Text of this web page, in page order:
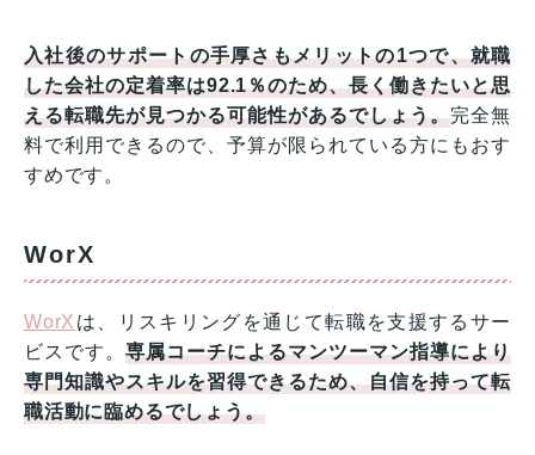
入社後のサポートの手厚さもメリットの1つで、就職
した会社の定着率は92.1％のため、長く働きたいと思
える転職先が見つかる可能性があるでしょう。完全無
料で利用できるので、予算が限られている方にもおす
すめです。
WorX
WorX は、リスキリングを通じて転職を支援するサー
ビスです。専属コーチによるマンツーマン指導により
専門知識やスキルを習得できるため、自信を持って転
職活動に臨めるでしょう。